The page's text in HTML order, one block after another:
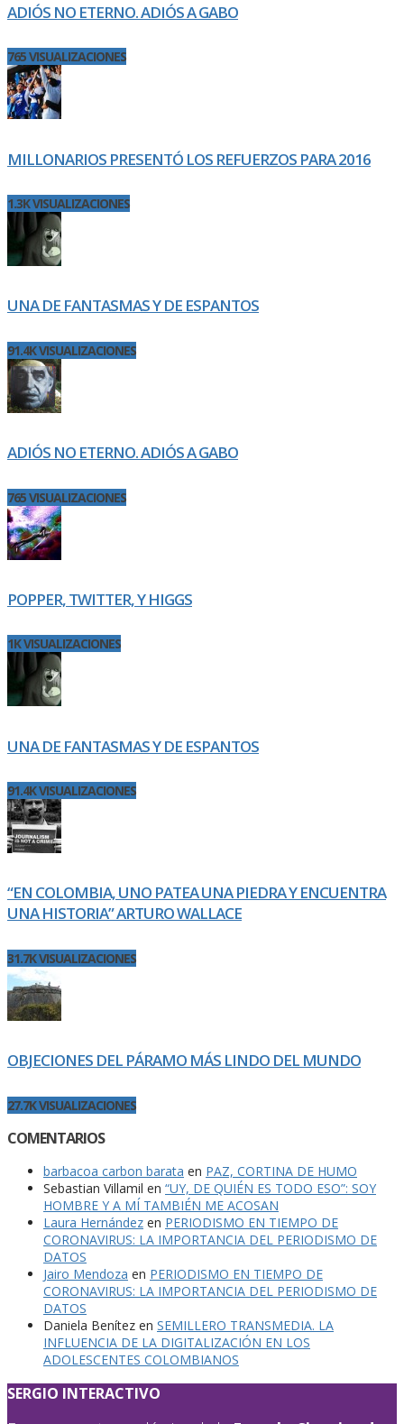
ADIÓS NO ETERNO. ADIÓS A GABO
765 VISUALIZACIONES
MILLONARIOS PRESENTÓ LOS REFUERZOS PARA 2016
1.3K VISUALIZACIONES
UNA DE FANTASMAS Y DE ESPANTOS
91.4K VISUALIZACIONES
ADIÓS NO ETERNO. ADIÓS A GABO
765 VISUALIZACIONES
POPPER, TWITTER, Y HIGGS
1K VISUALIZACIONES
UNA DE FANTASMAS Y DE ESPANTOS
91.4K VISUALIZACIONES
“EN COLOMBIA, UNO PATEA UNA PIEDRA Y ENCUENTRA
UNA HISTORIA” ARTURO WALLACE
31.7K VISUALIZACIONES
OBJECIONES DEL PÁRAMO MÁS LINDO DEL MUNDO
27.7K VISUALIZACIONES
COMENTARIOS
barbacoa carbon barata en PAZ, CORTINA DE HUMO
Sebastian Villamil en “UY, DE QUIÉN ES TODO ESO”: SOY
HOMBRE Y A MÍ TAMBIÉN ME ACOSAN
Laura Hernández en PERIODISMO EN TIEMPO DE
CORONAVIRUS: LA IMPORTANCIA DEL PERIODISMO DE
DATOS
Jairo Mendoza en PERIODISMO EN TIEMPO DE
CORONAVIRUS: LA IMPORTANCIA DEL PERIODISMO DE
DATOS
Daniela Benítez en SEMILLERO TRANSMEDIA. LA
INFLUENCIA DE LA DIGITALIZACIÓN EN LOS
ADOLESCENTES COLOMBIANOS
SERGIO INTERACTIVO